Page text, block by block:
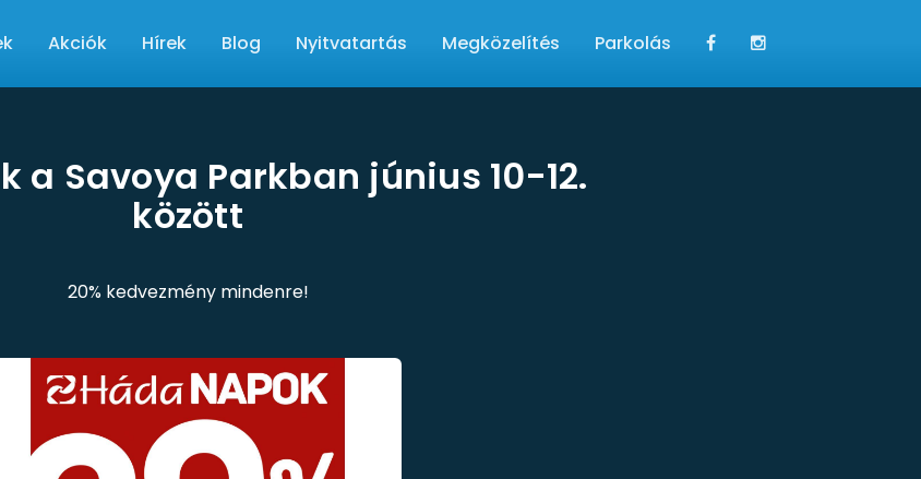
Akciók Hírek Blog Nyitvatartás Megközelítés Parkolás
a Savoya Parkban június 10-12.
között
20% kedvezmény mindenre!